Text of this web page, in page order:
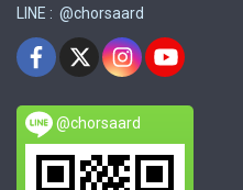
LINE : @chorsaard
@chorsaard